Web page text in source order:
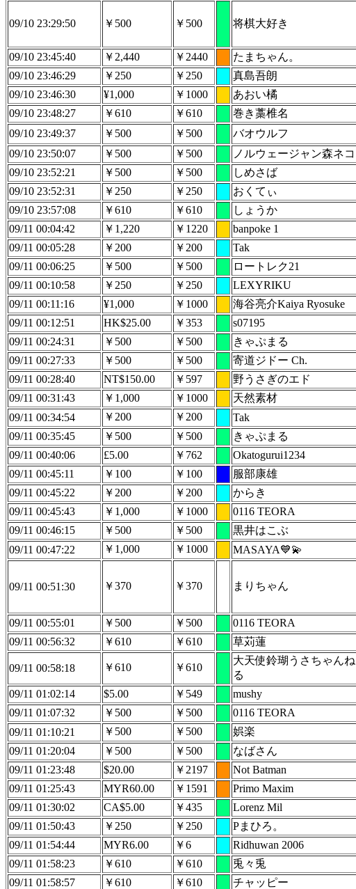
09/10 23:29:50 ￥500 ￥500 将棋大好き
09/10 23:45:40
￥2,440 ￥2440 たまちゃん。
09/10 23:46:29
￥250 ￥250 真島吾朗
09/10 23:46:30
¥1,000 ￥1000 あおい橘
09/10 23:48:27
￥610 ￥610 巻き藁椎名
09/10 23:49:37
￥500 ￥500 バオウルフ
09/10 23:50:07
￥500 ￥500 ノルウェージャン森ネコ
09/10 23:52:21
￥500 ￥500 しめさば
09/10 23:52:31
￥250 ￥250 おくてぃ
09/10 23:57:08
￥610 ￥610 しょうか
09/11 00:04:42
￥1,220 ￥1220 banpoke 1
09/11 00:05:28
￥200 ￥200 Tak
09/11 00:06:25
￥500 ￥500 ロートレク21
09/11 00:10:58
￥250 ￥250 LEXYRIKU
09/11 00:11:16
¥1,000 ￥1000 海谷亮介Kaiya Ryosuke
09/11 00:12:51
HK$25.00 ￥353 s07195
09/11 00:24:31
￥500 ￥500 きゃぷまる
09/11 00:27:33
￥500 ￥500 寄道ジドー Ch.
09/11 00:28:40
NT$150.00 ￥597 野うさぎのエド
09/11 00:31:43
￥1,000 ￥1000 天然素材
09/11 00:34:54
￥200 ￥200 Tak
09/11 00:35:45
￥500 ￥500 きゃぷまる
09/11 00:40:06
£5.00 ￥762 Okatogurui1234
09/11 00:45:11
￥100 ￥100 服部康雄
09/11 00:45:22 ￥200 ￥200 からき
09/11 00:45:43
￥1,000 ￥1000 0116 TEORA
09/11 00:46:15 ￥500 ￥500 黒井はこぶ
09/11 00:47:22
￥1,000 ￥1000 MASAYA💙💫
09/11 00:51:30 ￥370 ￥370 まりちゃん
09/11 00:55:01 ￥500 ￥500 0116 TEORA
09/11 00:56:32
￥610 ￥610 草苅蓮
09/11 00:58:18 ￥610 ￥610
大天使鈴瑚うさちゃんね
る
09/11 01:02:14 $5.00 ￥549 mushy
09/11 01:07:32
￥500 ￥500 0116 TEORA
09/11 01:10:21
￥500 ￥500 娯楽
09/11 01:20:04
￥500 ￥500 なばさん
09/11 01:23:48
$20.00 ￥2197 Not Batman
09/11 01:25:43
MYR60.00 ￥1591 Primo Maxim
09/11 01:30:02
CA$5.00 ￥435 Lorenz Mil
09/11 01:50:43
￥250 ￥250 Pまひろ。
09/11 01:54:44
MYR6.00 ￥6 Ridhuwan 2006
09/11 01:58:23 ￥610 ￥610 兎々兎
09/11 01:58:57
￥610 ￥610 チャッピー